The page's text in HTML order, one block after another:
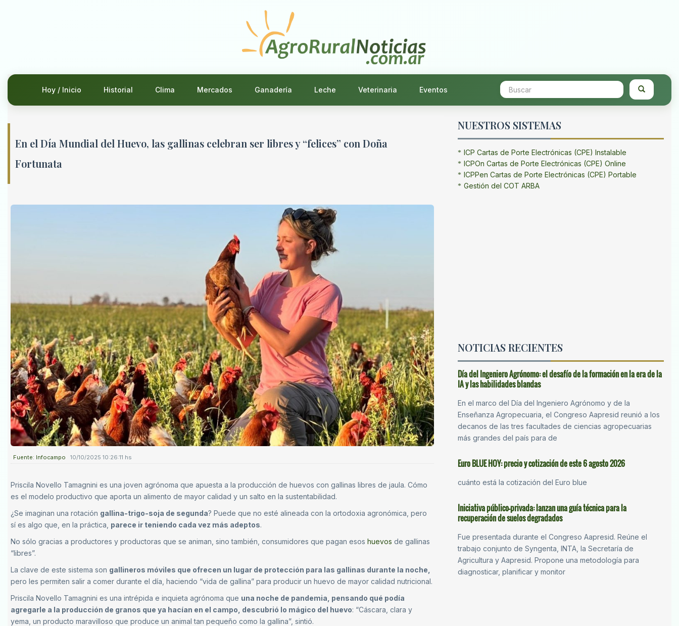
Hoy / Inicio Historial Clima Mercados Ganadería Leche Veterinaria Eventos
En el Día Mundial del Huevo, las gallinas celebran ser libres y “felices” con Doña
Fortunata
Fuente: Infocampo 10/10/2025 10:26:11 hs
Priscila Novello Tamagnini es una joven agrónoma que apuesta a la producción de huevos con gallinas libres de jaula. Cómo
es el modelo productivo que aporta un alimento de mayor calidad y un salto en la sustentabilidad.
¿Se imaginan una rotación gallina-trigo-soja de segunda? Puede que no esté alineada con la ortodoxia agronómica, pero
sí es algo que, en la práctica, parece ir teniendo cada vez más adeptos.
No sólo gracias a productores y productoras que se animan, sino también, consumidores que pagan esos huevos de gallinas
“libres”.
La clave de este sistema son gallineros móviles que ofrecen un lugar de protección para las gallinas durante la noche,
pero les permiten salir a comer durante el día, haciendo “vida de gallina” para producir un huevo de mayor calidad nutricional.
Priscila Novello Tamagnini es una intrépida e inquieta agrónoma que una noche de pandemia, pensando qué podía
agregarle a la producción de granos que ya hacían en el campo, descubrió lo mágico del huevo: “Cáscara, clara y
yema, un producto maravilloso que produce un animal tan pequeño como la gallina”, sintió.
NUESTROS SISTEMAS
ICP Cartas de Porte Electrónicas (CPE) Instalable
ICPOn Cartas de Porte Electrónicas (CPE) Online
ICPPen Cartas de Porte Electrónicas (CPE) Portable
Gestión del COT ARBA
NOTICIAS RECIENTES
Día del Ingeniero Agrónomo: el desafío de la formación en la era de la
IA y las habilidades blandas
En el marco del Día del Ingeniero Agrónomo y de la
Enseñanza Agropecuaria, el Congreso Aapresid reunió a los
decanos de las tres facultades de ciencias agropecuarias
más grandes del país para de
Euro BLUE HOY: precio y cotización de este 6 agosto 2026
cuánto está la cotización del Euro blue
Iniciativa público-privada: lanzan una guía técnica para la
recuperación de suelos degradados
Fue presentada durante el Congreso Aapresid. Reúne el
trabajo conjunto de Syngenta, INTA, la Secretaría de
Agricultura y Aapresid. Propone una metodología para
diagnosticar, planificar y monitor